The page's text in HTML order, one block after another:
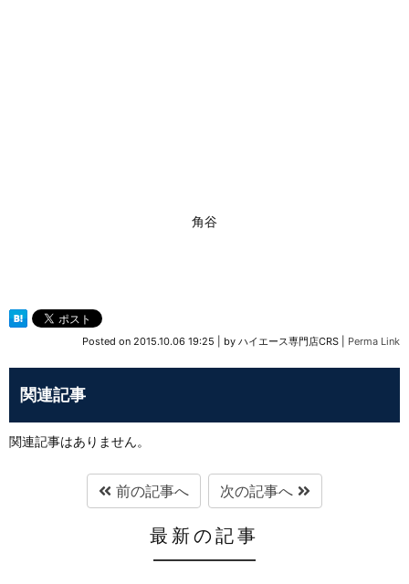
角谷
Posted on 2015.10.06 19:25 by ハイエース専門店CRS Perma Link
関連記事
関連記事はありません。
前の記事へ 次の記事へ
最新の記事